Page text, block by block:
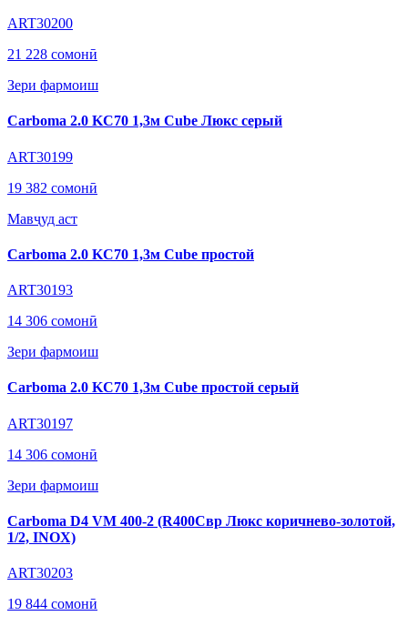
ART30200
21 228 сомонӣ
Зери фармоиш
Carboma 2.0 KC70 1,3м Cube Люкс серый
ART30199
19 382 сомонӣ
Мавҷуд аст
Carboma 2.0 KC70 1,3м Cube простой
ART30193
14 306 сомонӣ
Зери фармоиш
Carboma 2.0 KC70 1,3м Cube простой серый
ART30197
14 306 сомонӣ
Зери фармоиш
Carboma D4 VM 400-2 (R400Cвр Люкс коричнево-золотой,
1/2, INOX)
ART30203
19 844 сомонӣ